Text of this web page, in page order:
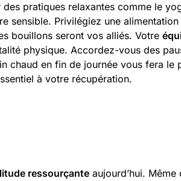
pratiques relaxantes comme le
sensible. Privilégiez une
bouillons seront vos alliés. Votre
physique. Accordez-vous des
chaud en fin de journée vous fera le
à votre récupération.
ressourçante aujourd’hui.